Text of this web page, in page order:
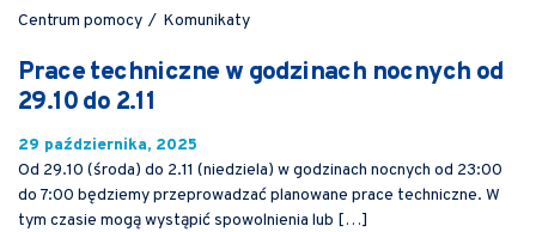
Centrum pomocy / Komunikaty
Prace techniczne w godzinach nocnych od
29.10 do 2.11
29 października, 2025
Od 29.10 (środa) do 2.11 (niedziela) w godzinach nocnych od 23:00
do 7:00 będziemy przeprowadzać planowane prace techniczne. W
tym czasie mogą wystąpić spowolnienia lub […]